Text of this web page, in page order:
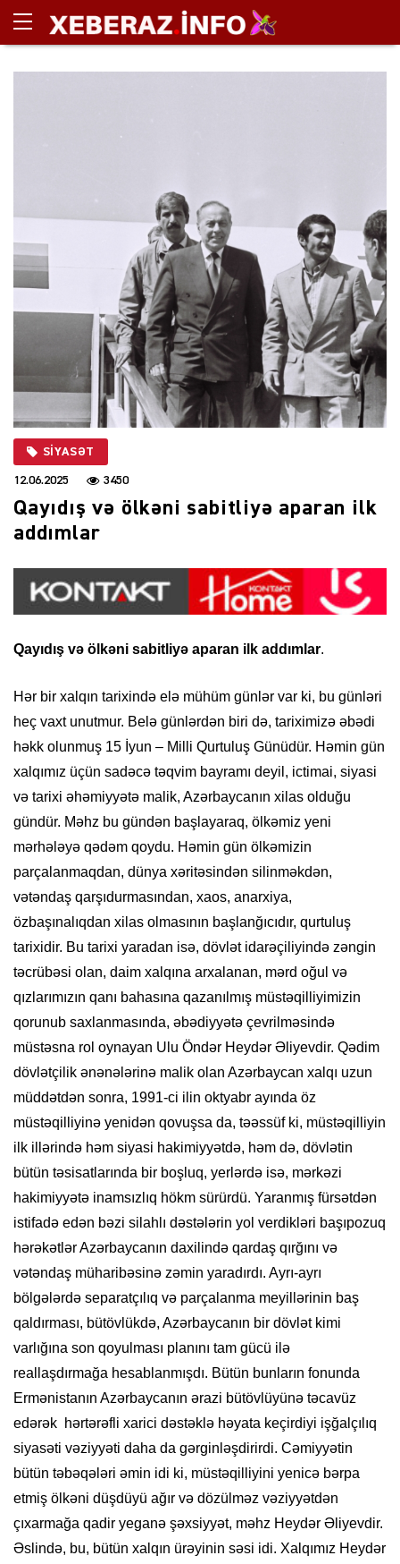
SIYASƏT
12.06.2025 3450
Qayıdış və ölkəni sabitliyə aparan ilk
addımlar
Qayıdış və ölkəni sabitliyə aparan ilk addımlar.
Hər bir xalqın tarixində elə mühüm günlər var ki, bu günləri
heç vaxt unutmur. Belə günlərdən biri də, tariximizə əbədi
həkk olunmuş 15 İyun – Milli Qurtuluş Günüdür. Həmin gün
xalqımız üçün sadəcə təqvim bayramı deyil, ictimai, siyasi
və tarixi əhəmiyyətə malik, Azərbaycanın xilas olduğu
gündür. Məhz bu gündən başlayaraq, ölkəmiz yeni
mərhələyə qədəm qoydu. Həmin gün ölkəmizin
parçalanmaqdan, dünya xəritəsindən silinməkdən,
vətəndaş qarşıdurmasından, xaos, anarxiya,
özbaşınalıqdan xilas olmasının başlanğıcıdır, qurtuluş
tarixidir. Bu tarixi yaradan isə, dövlət idarəçiliyində zəngin
təcrübəsi olan, daim xalqına arxalanan, mərd oğul və
qızlarımızın qanı bahasına qazanılmış müstəqilliyimizin
qorunub saxlanmasında, əbədiyyətə çevrilməsində
müstəsna rol oynayan Ulu Öndər Heydər Əliyevdir. Qədim
dövlətçilik ənənələrinə malik olan Azərbaycan xalqı uzun
müddətdən sonra, 1991-ci ilin oktyabr ayında öz
müstəqilliyinə yenidən qovuşsa da, təəssüf ki, müstəqilliyin
ilk illərində həm siyasi hakimiyyətdə, həm də, dövlətin
bütün təsisatlarında bir boşluq, yerlərdə isə, mərkəzi
hakimiyyətə inamsızlıq hökm sürürdü. Yaranmış fürsətdən
istifadə edən bəzi silahlı dəstələrin yol verdikləri başıpozuq
hərəkətlər Azərbaycanın daxilində qardaş qırğını və
vətəndaş müharibəsinə zəmin yaradırdı. Ayrı-ayrı
bölgələrdə separatçılıq və parçalanma meyillərinin baş
qaldırması, bütövlükdə, Azərbaycanın bir dövlət kimi
varlığına son qoyulması planını tam gücü ilə
reallaşdırmağa hesablanmışdı. Bütün bunların fonunda
Ermənistanın Azərbaycanın ərazi bütövlüyünə təcavüz
edərək hərtərəfli xarici dəstəklə həyata keçirdiyi işğalçılıq
siyasəti vəziyyəti daha da gərginləşdirirdi. Cəmiyyətin
bütün təbəqələri əmin idi ki, müstəqilliyini yenicə bərpa
etmiş ölkəni düşdüyü ağır və dözülməz vəziyyətdən
çıxarmağa qadir yeganə şəxsiyyət, məhz Heydər Əliyevdir.
Əslində, bu, bütün xalqın ürəyinin səsi idi. Xalqımız Heydər